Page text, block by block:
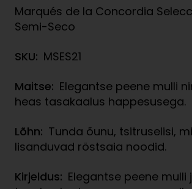
Marqués de la Concordia
Semi-Seco
SKU: MSES21
Maitse: Elegantse peene mulli
heas tasakaalus happesusega.
Lõhn: Tunda õunu, tsitruselisi,
lisanduvad röstsaia noodid.
Kirjeldus: Elegantse peene mulli